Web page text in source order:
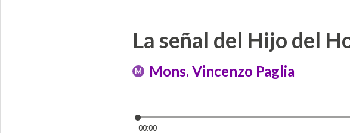
La señal del Hijo del
M Mons. Vincenzo Paglia
00:00